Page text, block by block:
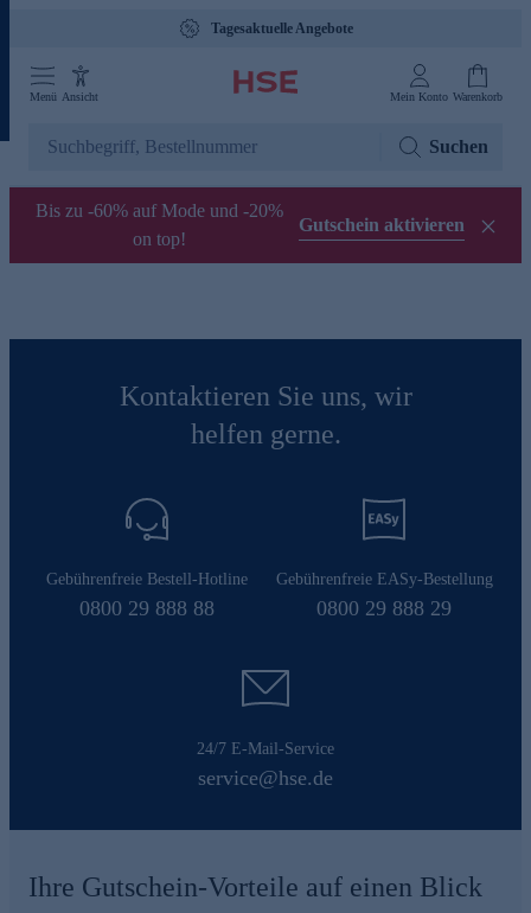
Tagesaktuelle Angebote
Menü Ansicht Mein Konto Warenkorb
Suchen
Bis zu -60% auf Mode und -20%
on top!
Gutschein aktivieren
Kontaktieren Sie uns, wir
helfen gerne.
Gebührenfreie Bestell-Hotline
0800 29 888 88
Gebührenfreie EASy-Bestellung
0800 29 888 29
24/7 E-Mail-Service
service@hse.de
Ihre Gutschein-Vorteile auf einen Blick